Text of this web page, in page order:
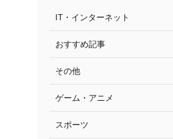
IT・インターネット
おすすめ記事
その他
ゲーム・アニメ
スポーツ